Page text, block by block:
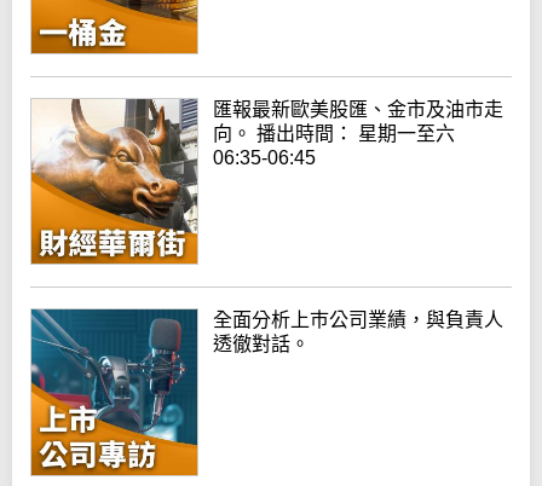
匯報最新歐美股匯、金市及油市走
向。 播出時間： 星期一至六
06:35-06:45
全面分析上巿公司業績，與負責人
透徹對話。